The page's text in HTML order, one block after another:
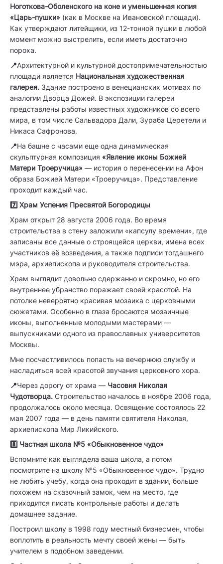
Ноготкова-Оболенского на коне и уменьшенная копия
«Царь-пушки» (как в Москве на Ивановской площади).
Как утверждают литейщики, из 12-тонной пушки в любой
момент можно выстрелить, если иметь достаточно
пороха.
📍Архитектурной и культурной достопримечательностью
площади является Национальная художественная
галерея. Здание построено в венецианских мотивах по
аналогии Дворца Дожей. В экспозиции галереи
представлены работы известных художников со всего
мира, в том числе Сальвадора Дали, Зураба Церетели и
Никаса Сафронова.
📍На башне с часами еще одна динамическая
скульптурная композиция «Явление иконы Божией
Матери Троеручица» — история о перенесении на Афон
образа Божией Матери «Троеручица». Представление
проходит каждый час.
7️⃣ Храм Успения Пресвятой Богородицы
Храм открыт 28 августа 2006 года. Во время
строительства в стену заложили «капсулу времени», где
записаны все данные о строящейся церкви, имена всех
участников её возведения, а также подписи тогдашнего
мэра, архиепископа и руководителя строительства.
Храм выглядит довольно сдержанно и скромно, но его
внутреннее убранство поражает своей красотой. На
потолке невероятно красивая мозаика с церковными
сюжетами. Особенно в глаза бросаются мозаичные
иконы, выполненные молодыми мастерами —
выпускниками одного из православных университетов
Москвы.
Мне посчастливилось попасть на вечернюю службу и
насладиться всей красотой звучания церковного хора.
📍Через дорогу от храма — Часовня Николая
Чудотворца. Строительство началось в ноябре 2006 года,
продолжалось около месяца. Освящение состоялось 22
мая 2007 года — в день памяти святителя Николая,
архиепископа Мир Ликийского.
8️⃣ Частная школа №5 «Обыкновенное чудо»
Вспомните как выглядела ваша школа, а потом
посмотрите на школу №5 «Обыкновенное чудо». Трудно
не любить учебу, когда она проходит в здании, больше
похожем на сказочный замок, чем на место, где
приходится писать контрольные работы и делать
домашнее задание.
Построил школу в 1998 году местный бизнесмен, чтобы
воплотить в реальность мечту своей жены — быть
учителем в подобном заведении.